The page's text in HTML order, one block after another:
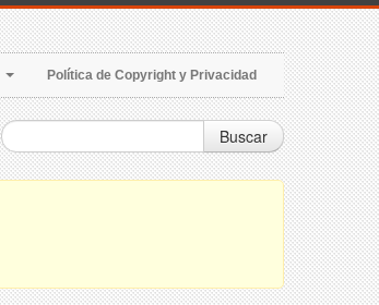
Política de Copyright y Privacidad
Buscar